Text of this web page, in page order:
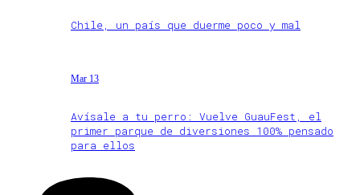
Chile, un país que duerme poco y mal
Mar 13
Avísale a tu perro: Vuelve GuauFest, el
primer parque de diversiones 100% pensado
para ellos